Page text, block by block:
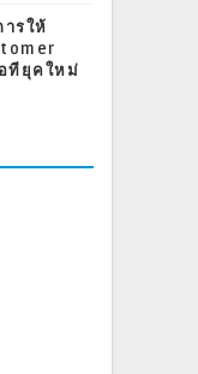
รให้
ทียุคใหม่